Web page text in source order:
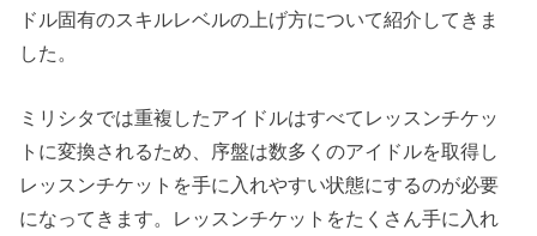
ドル固有のスキルレベルの上げ方について紹介してきま
した。
ミリシタでは重複したアイドルはすべてレッスンチケッ
トに変換されるため、序盤は数多くのアイドルを取得し
レッスンチケットを手に入れやすい状態にするのが必要
になってきます。レッスンチケットをたくさん手に入れ